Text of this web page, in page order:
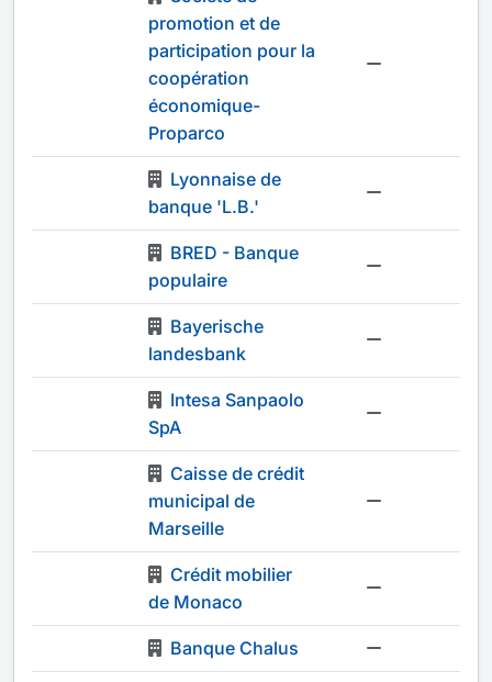
promotion et de
participation pour la
coopération
économique-
Proparco
Lyonnaise de
banque 'L.B.'
BRED - Banque
populaire
Bayerische
landesbank
Intesa Sanpaolo
SpA
Caisse de crédit
municipal de
Marseille
Crédit mobilier
de Monaco
Banque Chalus